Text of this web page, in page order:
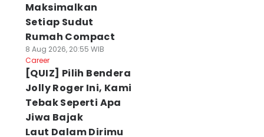
Maksimalkan
Setiap Sudut
Rumah Compact
8 Aug 2026, 20:55 WIB
Career
[QUIZ] Pilih Bendera
Jolly Roger Ini, Kami
Tebak Seperti Apa
Jiwa Bajak
Laut Dalam Dirimu